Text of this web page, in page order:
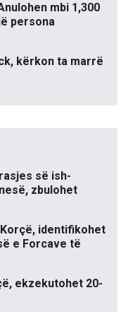
mbi 1,300
persona
kërkon ta marrë
së ish-
zbulohet
identifikohet
e Forcave të
ekzekutohet 20-